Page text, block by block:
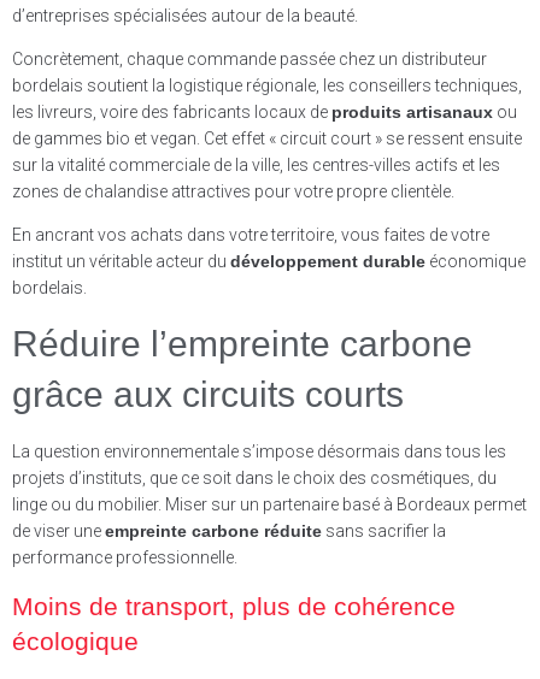
d’entreprises spécialisées autour de la beauté.
Concrètement, chaque commande passée chez un distributeur
bordelais soutient la logistique régionale, les conseillers techniques,
les livreurs, voire des fabricants locaux de produits artisanaux ou
de gammes bio et vegan. Cet effet « circuit court » se ressent ensuite
sur la vitalité commerciale de la ville, les centres-villes actifs et les
zones de chalandise attractives pour votre propre clientèle.
En ancrant vos achats dans votre territoire, vous faites de votre
institut un véritable acteur du développement durable économique
bordelais.
Réduire l’empreinte carbone
grâce aux circuits courts
La question environnementale s’impose désormais dans tous les
projets d’instituts, que ce soit dans le choix des cosmétiques, du
linge ou du mobilier. Miser sur un partenaire basé à Bordeaux permet
de viser uneempreinte carbone réduite sans sacrifier la
performance professionnelle.
Moins de transport, plus de cohérence
écologique